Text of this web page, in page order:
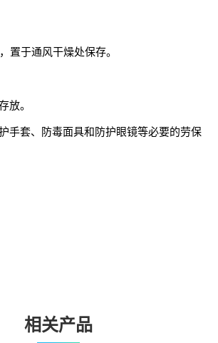
置于通风干燥处保存。
放。
手套、防毒面具和防护眼镜等必要的劳保
相关产品